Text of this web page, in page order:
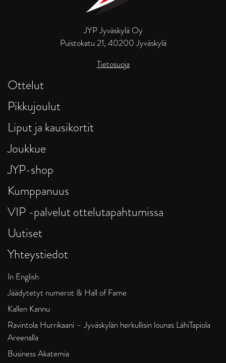
JYP Jyväskylä Oy
Puistokatu 21, 40200 Jyväskylä
Tietosuoja
Ottelut
Pikkujoulut
Liput ja kausikortit
Joukkue
JYP-shop
Kumppanuus
VIP -palvelut ottelutapahtumissa
Uutiset
Yhteystiedot
In English
Jäädytetyt numerot & Hall of Fame
Kallen Kannu
Ravintola Hurrikaani – Jyväskylän herkullisin lounas LähiTapiola
Areenalla
Business Akatemia